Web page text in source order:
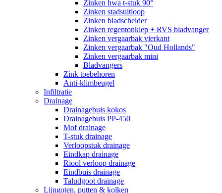
Zinken hwa t-stuk 90°
Zinken stadsuitloop
Zinken bladscheider
Zinken regentonklep + RVS bladvanger
Zinken vergaarbak vierkant
Zinken vergaarbak "Oud Hollands"
Zinken vergaarbak mini
Bladvangers
Zink toebehoren
Anti-klimbeugel
Infiltratie
Drainage
Drainagebuis kokos
Drainagebuis PP-450
Mof drainage
T-stuk drainage
Verloopstuk drainage
Eindkap drainage
Riool verloop drainage
Eindbuis drainage
Taludgoot drainage
Lijngoten, putten & kolken